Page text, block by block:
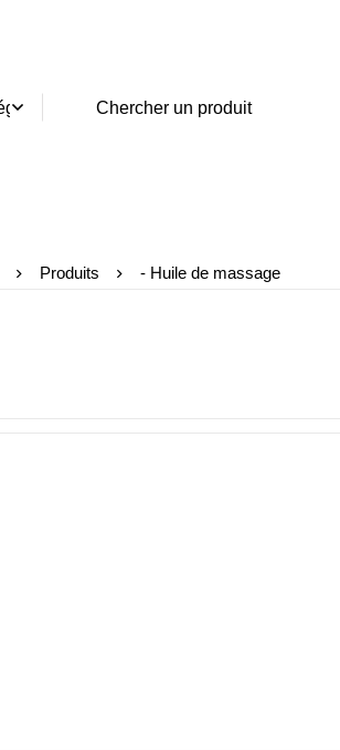
Produits - Huile de massage